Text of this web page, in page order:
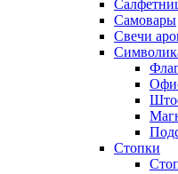
Самовары
Свечи
Стопки